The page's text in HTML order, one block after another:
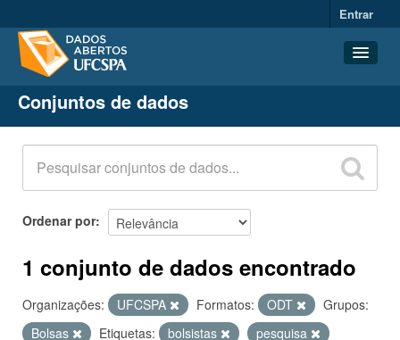
Entrar
Conjuntos de dados
Organizações
Grupos
Sobre
Conjuntos de dados
Ordenar por
1 conjunto de dados encontrado
Organizações: UFCSPA Formatos: ODT
Grupos:
Bolsas
Etiquetas: bolsistas
pesquisa